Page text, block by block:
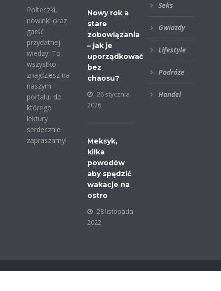
Polteczki,
nowinki oraz
garść
przydatnej
wiedzy. To
wszystko
znajdziesz na
naszym
portalu, do
którego
lektury
serdecznie
zapraszamy!
Nowy rok a
stare
zobowiązania
– jak je
uporządkować
bez
chaosu?
26 stycznia
2026
Meksyk,
kilka
powodów
aby spędzić
wakacje na
ostro
28 listopada
2022
Seks
Gwiazdy
Lifestyle
Podróże
Handel